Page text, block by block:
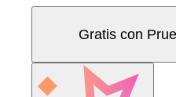
Gratis con